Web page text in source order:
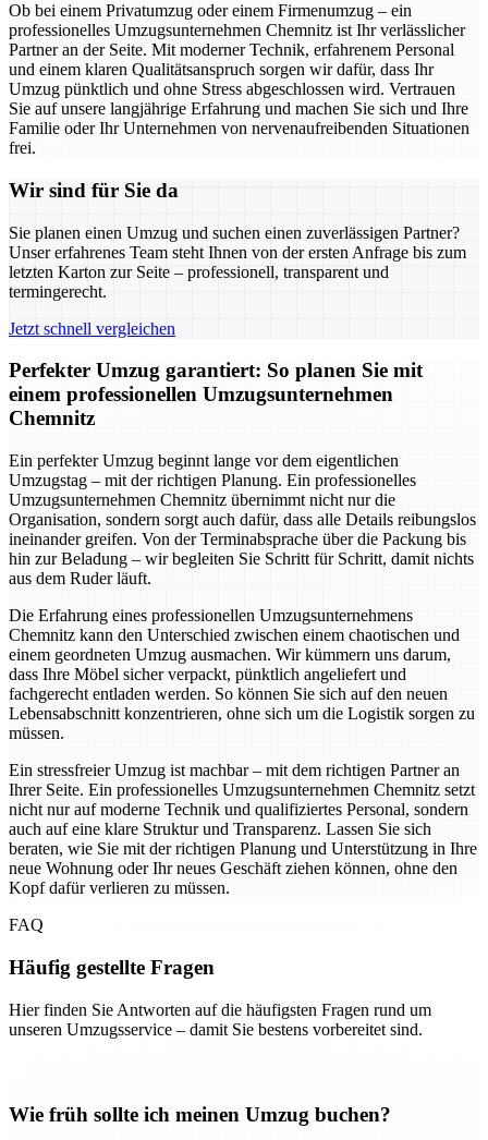
Ob bei einem Privatumzug oder einem Firmenumzug – ein
professionelles Umzugsunternehmen Chemnitz ist Ihr verlässlicher
Partner an der Seite. Mit moderner Technik, erfahrenem Personal
und einem klaren Qualitätsanspruch sorgen wir dafür, dass Ihr
Umzug pünktlich und ohne Stress abgeschlossen wird. Vertrauen
Sie auf unsere langjährige Erfahrung und machen Sie sich und Ihre
Familie oder Ihr Unternehmen von nervenaufreibenden Situationen
frei.
Wir sind für Sie da
Sie planen einen Umzug und suchen einen zuverlässigen Partner?
Unser erfahrenes Team steht Ihnen von der ersten Anfrage bis zum
letzten Karton zur Seite – professionell, transparent und
termingerecht.
Jetzt schnell vergleichen
Perfekter Umzug garantiert: So planen Sie mit
einem professionellen Umzugsunternehmen
Chemnitz
Ein perfekter Umzug beginnt lange vor dem eigentlichen
Umzugstag – mit der richtigen Planung. Ein professionelles
Umzugsunternehmen Chemnitz übernimmt nicht nur die
Organisation, sondern sorgt auch dafür, dass alle Details reibungslos
ineinander greifen. Von der Terminabsprache über die Packung bis
hin zur Beladung – wir begleiten Sie Schritt für Schritt, damit nichts
aus dem Ruder läuft.
Die Erfahrung eines professionellen Umzugsunternehmens
Chemnitz kann den Unterschied zwischen einem chaotischen und
einem geordneten Umzug ausmachen. Wir kümmern uns darum,
dass Ihre Möbel sicher verpackt, pünktlich angeliefert und
fachgerecht entladen werden. So können Sie sich auf den neuen
Lebensabschnitt konzentrieren, ohne sich um die Logistik sorgen zu
müssen.
Ein stressfreier Umzug ist machbar – mit dem richtigen Partner an
Ihrer Seite. Ein professionelles Umzugsunternehmen Chemnitz setzt
nicht nur auf moderne Technik und qualifiziertes Personal, sondern
auch auf eine klare Struktur und Transparenz. Lassen Sie sich
beraten, wie Sie mit der richtigen Planung und Unterstützung in Ihre
neue Wohnung oder Ihr neues Geschäft ziehen können, ohne den
Kopf dafür verlieren zu müssen.
FAQ
Häufig gestellte Fragen
Hier finden Sie Antworten auf die häufigsten Fragen rund um
unseren Umzugsservice – damit Sie bestens vorbereitet sind.
Wie früh sollte ich meinen Umzug buchen?